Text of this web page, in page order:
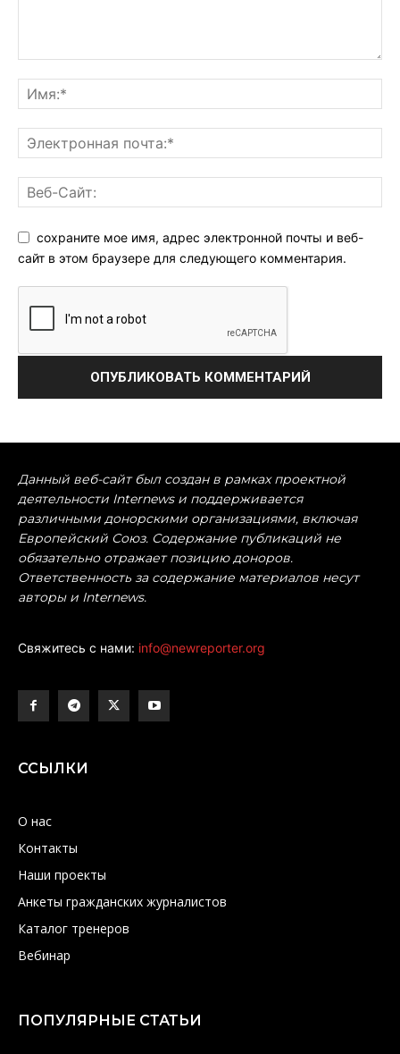
сохраните мое имя, адрес электронной почты и веб-
сайт в этом браузере для следующего комментария.
Данный веб-сайт был создан в рамках проектной
деятельности Internews и поддерживается
различными донорскими организациями, включая
Европейский Союз. Содержание публикаций не
обязательно отражает позицию доноров.
Ответственность за содержание материалов несут
авторы и Internews.
Свяжитесь с нами: info@newreporter.org
ССЫЛКИ
О нас
Контакты
Наши проекты
Анкеты гражданских журналистов
Каталог тренеров
Вебинар
ПОПУЛЯРНЫЕ СТАТЬИ